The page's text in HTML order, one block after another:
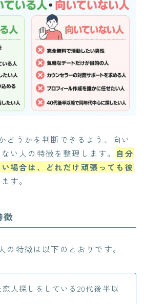
どうかを判断できるよう、向い
い人の特徴を整理します。
自分
場合は、どれだけ頑張っても彼
す。
徴
の特徴は以下のとおりです。
人探しをしている20代後半以